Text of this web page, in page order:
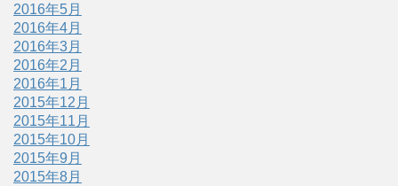
2016年5月
2016年4月
2016年3月
2016年2月
2016年1月
2015年12月
2015年11月
2015年10月
2015年9月
2015年8月